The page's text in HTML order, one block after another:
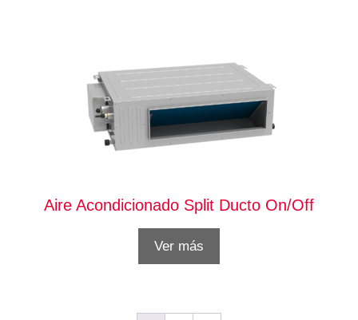
Aire Acondicionado Split Ducto On/Off
Ver más